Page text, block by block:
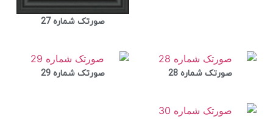
صورتک شماره 27
صورتک شماره 28 صورتک شماره 29